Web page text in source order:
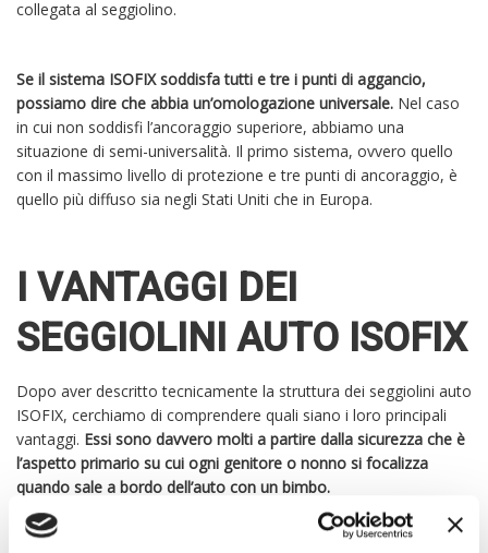
collegata al seggiolino.
Se il sistema ISOFIX soddisfa tutti e tre i punti di aggancio,
possiamo dire che abbia un’omologazione universale. Nel caso
in cui non soddisfi l’ancoraggio superiore, abbiamo una
situazione di semi-universalità. Il primo sistema, ovvero quello
con il massimo livello di protezione e tre punti di ancoraggio, è
quello più diffuso sia negli Stati Uniti che in Europa.
I VANTAGGI DEI
SEGGIOLINI AUTO ISOFIX
Dopo aver descritto tecnicamente la struttura dei seggiolini auto
ISOFIX, cerchiamo di comprendere quali siano i loro principali
vantaggi. Essi sono davvero molti a partire dalla sicurezza che è
l’aspetto primario su cui ogni genitore o nonno si focalizza
quando sale a bordo dell’auto con un bimbo.